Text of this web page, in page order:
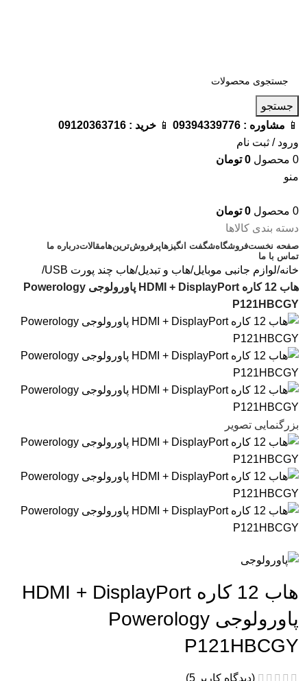
جستجو
📱 مشاوره : 09394339776
📱 خرید : 09120363716
ورود / ثبت نام
0 محصول 0 تومان
منو
0 محصول 0 تومان
دسته بندی کالاها
صفحه نخستفروشگاهشگفت انگیزهاپرفروش‌ترین‌هامقالاتدرباره ما
تماس با ما
خانه لوازم جانبی موبایل هاب و تبدیل هاب چند پورت USB
هاب 12 کاره HDMI + DisplayPort پاورولوجی Powerology
P121HBCGY
بزرگنمایی تصویر
هاب 12 کاره HDMI + DisplayPort
پاورولوجی Powerology
P121HBCGY
(دیدگاه کاربر 5
)